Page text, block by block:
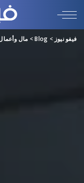
فيفو نيوز >
Blog
> مال